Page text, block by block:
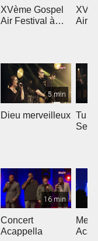
XVème Gospel
Air Festival à
Air
5 min
Dieu merveilleux Tu
16 min
Concert
Acappella